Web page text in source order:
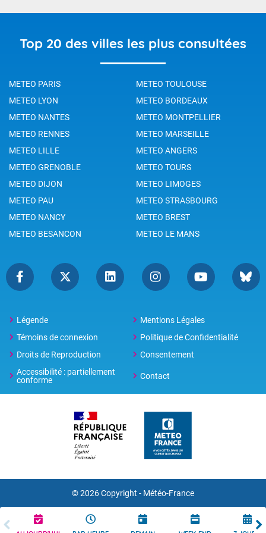
Top 20 des villes les plus consultées
METEO PARIS
METEO TOULOUSE
METEO LYON
METEO BORDEAUX
METEO NANTES
METEO MONTPELLIER
METEO RENNES
METEO MARSEILLE
METEO LILLE
METEO ANGERS
METEO GRENOBLE
METEO TOURS
METEO DIJON
METEO LIMOGES
METEO PAU
METEO STRASBOURG
METEO NANCY
METEO BREST
METEO BESANCON
METEO LE MANS
Légende
Mentions Légales
Témoins de connexion
Politique de Confidentialité
Droits de Reproduction
Consentement
Accessibilité : partiellement
conforme
Contact
© 2026 Copyright - Météo-France